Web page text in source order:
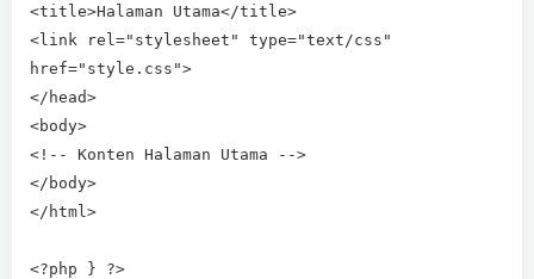
<title>Halaman Utama</title>
<link rel="stylesheet" type="text/css"
href="style.css">
</head>
<body>
<!-- Konten Halaman Utama -->
</body>
</html>
<?php } ?>